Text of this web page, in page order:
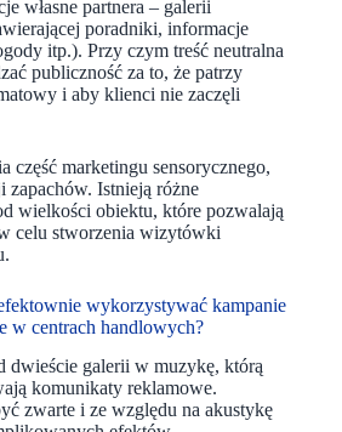
własne partnera – galerii
poradniki, informacje
itp.). Przy czym treść neutralna
publiczność za to, że patrzy
i aby klienci nie zaczęli
część marketingu sensorycznego,
zapachów. Istnieją różne
wielkości obiektu, które pozwalają
celu stworzenia wizytówki
wykorzystywać kampanie
w centrach handlowych?
dwieście galerii w muzykę, którą
komunikaty reklamowe.
zwarte i ze względu na akustykę